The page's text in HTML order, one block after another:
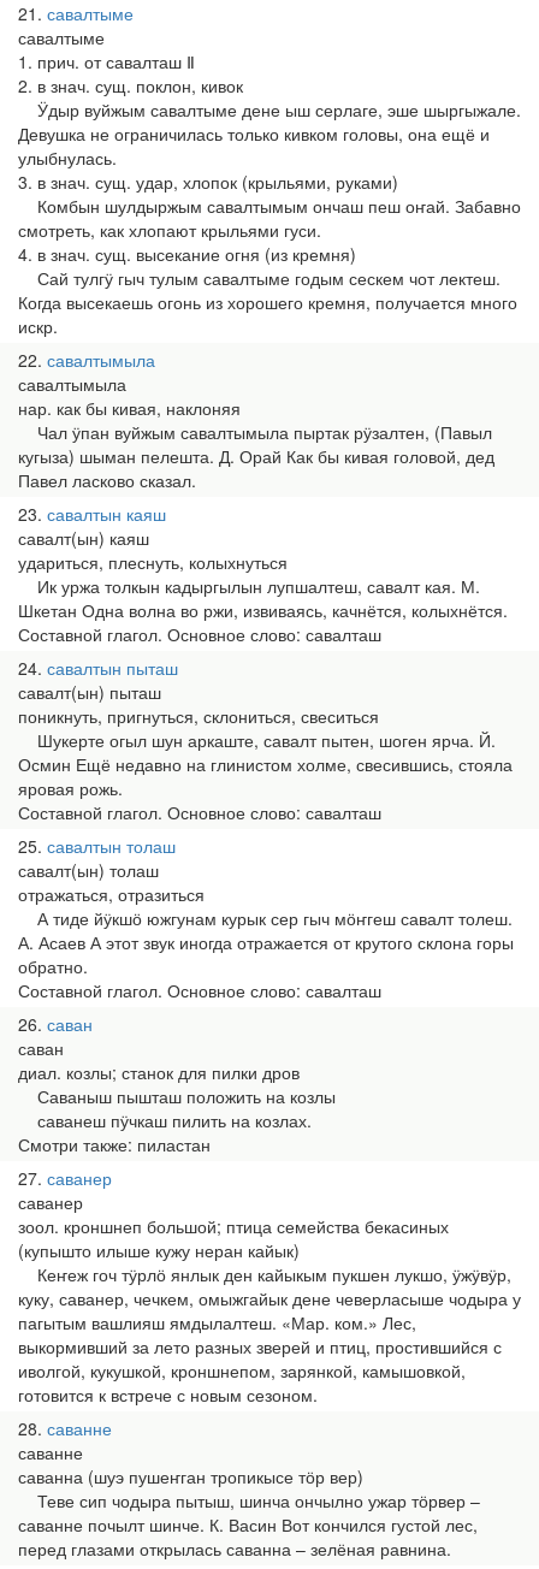
21 савалтыме
савалтыме
1. прич. от савалташ Ⅱ
2. в знач. сущ. поклон, кивок
Ӱдыр вуйжым савалтыме дене ыш серлаге, эше шыргыжале.
Девушка не ограничилась только кивком головы, она ещё и
улыбнулась.
3. в знач. сущ. удар, хлопок (крыльями, руками)
Комбын шулдыржым савалтымым ончаш пеш оҥай. Забавно
смотреть, как хлопают крыльями гуси.
4. в знач. сущ. высекание огня (из кремня)
Сай тулгӱ гыч тулым савалтыме годым сескем чот лектеш.
Когда высекаешь огонь из хорошего кремня, получается много
искр.
22 савалтымыла
савалтымыла
нар. как бы кивая, наклоняя
Чал ӱпан вуйжым савалтымыла пыртак рӱзалтен, (Павыл
кугыза) шыман пелешта. Д. Орай Как бы кивая головой, дед
Павел ласково сказал.
23 савалтын каяш
савалт(ын) каяш
удариться, плеснуть, колыхнуться
Ик уржа толкын кадыргылын лупшалтеш, савалт кая. М.
Шкетан Одна волна во ржи, извиваясь, качнётся, колыхнётся.
Составной глагол. Основное слово: савалташ
24 савалтын пыташ
савалт(ын) пыташ
поникнуть, пригнуться, склониться, свеситься
Шукерте огыл шун аркаште, савалт пытен, шоген ярча. Й.
Осмин Ещё недавно на глинистом холме, свесившись, стояла
яровая рожь.
Составной глагол. Основное слово: савалташ
25 савалтын толаш
савалт(ын) толаш
отражаться, отразиться
А тиде йӱкшӧ южгунам курык сер гыч мӧҥгеш савалт толеш.
А. Асаев А этот звук иногда отражается от крутого склона горы
обратно.
Составной глагол. Основное слово: савалташ
26 саван
саван
диал. козлы; станок для пилки дров
Саваныш пышташ положить на козлы
саванеш пӱчкаш пилить на козлах.
Смотри также: пиластан
27 саванер
саванер
зоол. кроншнеп большой; птица семейства бекасиных
(купышто илыше кужу неран кайык)
Кеҥеж гоч тӱрлӧ янлык ден кайыкым пукшен лукшо, ӱжӱвӱр,
куку, саванер, чечкем, омыжгайык дене чеверласыше чодыра у
пагытым вашлияш ямдылалтеш. «Мар. ком.» Лес,
выкормивший за лето разных зверей и птиц, простившийся с
иволгой, кукушкой, кроншнепом, зарянкой, камышовкой,
готовится к встрече с новым сезоном.
28 саванне
саванне
саванна (шуэ пушеҥган тропикысе тӧр вер)
Теве сип чодыра пытыш, шинча ончылно ужар тӧрвер –
саванне почылт шинче. К. Васин Вот кончился густой лес,
перед глазами открылась саванна – зелёная равнина.